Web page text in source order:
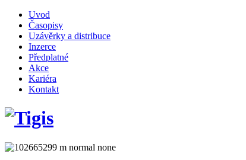
Uvod
Časopisy
Uzávěrky a distribuce
Inzerce
Předplatné
Akce
Kariéra
Kontakt